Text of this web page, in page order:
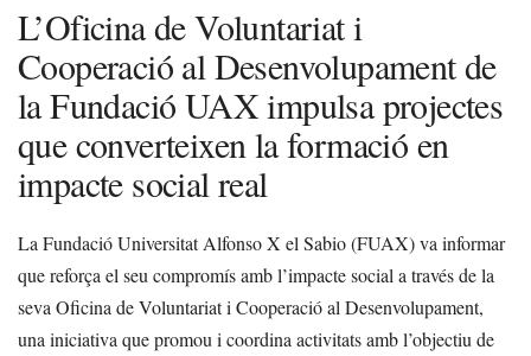
L’Oficina de Voluntariat i
Cooperació al Desenvolupament de
la Fundació UAX impulsa projectes
que converteixen la formació en
impacte social real
La Fundació Universitat Alfonso X el Sabio (FUAX) va informar
que reforça el seu compromís amb l’impacte social a través de la
seva Oficina de Voluntariat i Cooperació al Desenvolupament,
una iniciativa que promou i coordina activitats amb l’objectiu de